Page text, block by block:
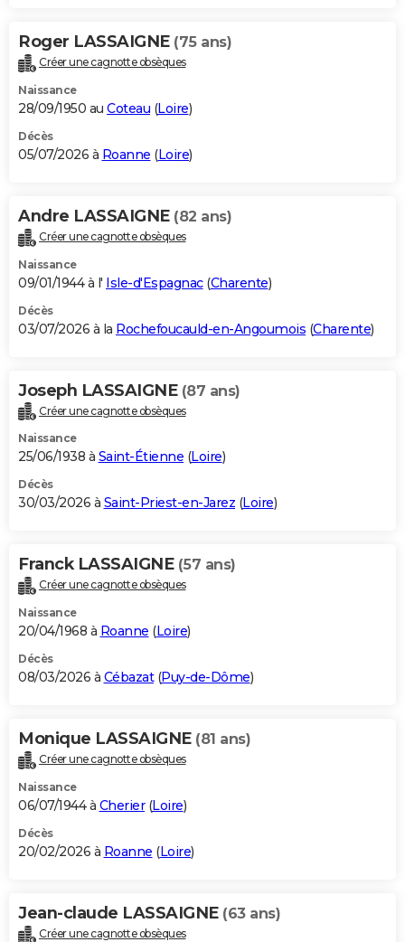
Bricolage
Lifestyle
Culture
Sport
Auto
Television
Voyage
Cinema
Roger LASSAIGNE (75 ans)
Créer une cagnotte obsèques
Naissance
28/09/1950 au Coteau (Loire)
Décès
05/07/2026 à Roanne (Loire)
Andre LASSAIGNE (82 ans)
Créer une cagnotte obsèques
Naissance
09/01/1944 à l' Isle-d'Espagnac(Charente)
Décès
03/07/2026 à la Rochefoucauld-en-Angoumois (Charente)
Joseph LASSAIGNE (87 ans)
Créer une cagnotte obsèques
Naissance
25/06/1938 à Saint-Étienne (Loire)
Décès
30/03/2026 à Saint-Priest-en-Jarez (Loire)
Franck LASSAIGNE (57 ans)
Créer une cagnotte obsèques
Naissance
20/04/1968 à Roanne (Loire)
Décès
08/03/2026 à Cébazat(Puy-de-Dôme)
Monique LASSAIGNE (81 ans)
Créer une cagnotte obsèques
Naissance
06/07/1944 à Cherier(Loire)
Décès
20/02/2026 à Roanne (Loire)
Jean-claude LASSAIGNE (63 ans)
Créer une cagnotte obsèques